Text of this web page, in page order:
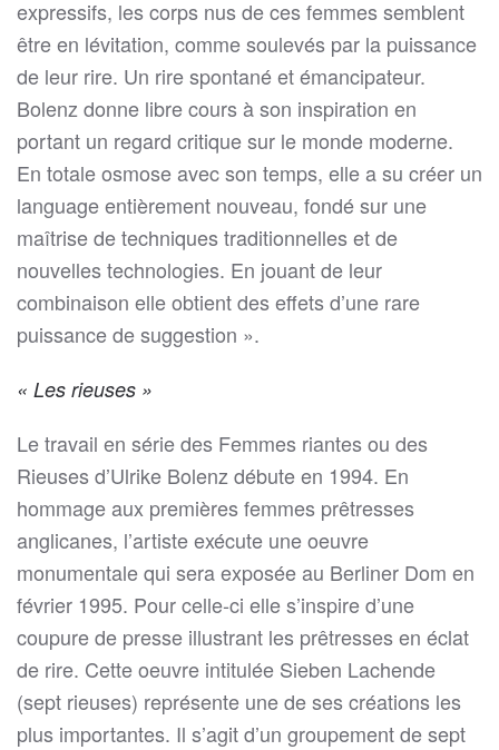
« Les rieuses »
Le travail en série des Femmes riantes ou des
Rieuses d’Ulrike Bolenz débute en 1994. En
hommage aux premières femmes prêtresses
anglicanes, l’artiste exécute une oeuvre
monumentale qui sera exposée au Berliner Dom en
février 1995. Pour celle-ci elle s’inspire d’une
coupure de presse illustrant les prêtresses en éclat
de rire. Cette oeuvre intitulée Sieben Lachende
(sept rieuses) représente une de ses créations les
plus importantes. Il s’agit d’un groupement de sept